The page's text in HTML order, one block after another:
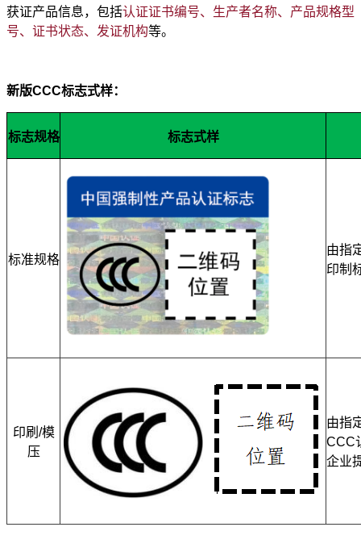
获证产品信息，包括认证证书编号、生产者名称、产品规格型
号、证书状态、发证机构等。
新版CCC标志式样：
标志规格 标志式样
标准规格
由指
印制
印刷/模
压
由指
CCC
企业